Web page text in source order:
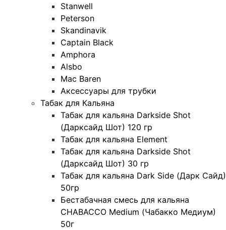
Stanwell
Peterson
Skandinavik
Captain Black
Amphora
Alsbo
Mac Baren
Аксессуары для трубки
Табак для Кальяна
Табак для кальяна Darkside Shot
(Дарксайд Шот) 120 гр
Табак для кальяна Element
Табак для кальяна Darkside Shot
(Дарксайд Шот) 30 гр
Табак для кальяна Dark Side (Дарк Сайд)
50гр
Бестабачная смесь для кальяна
CHABACCO Medium (Чабакко Медиум)
50г